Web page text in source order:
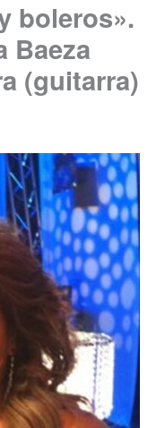
boleros».
Baeza
(guitarra)